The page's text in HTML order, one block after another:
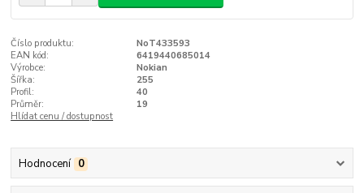
Číslo produktu:
NoT433593
EAN kód:
6419440685014
Výrobce:
Nokian
Šířka:
255
Profil:
40
Průměr:
19
Hlídat cenu / dostupnost
Hodnocení 0